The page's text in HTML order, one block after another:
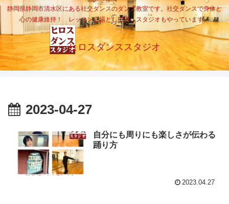
静岡県静岡市清水区にある社交ダンスのダンス教室です。社交ダンスで身体と
心の健康維持！ レッスン会場として貸しスタジオもやっています。
ヒロスダンススタジオ
2023-04-27
自分にも周りにも楽しさが伝わる
踊り方
2023.04.27